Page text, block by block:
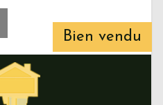
Bien vendu